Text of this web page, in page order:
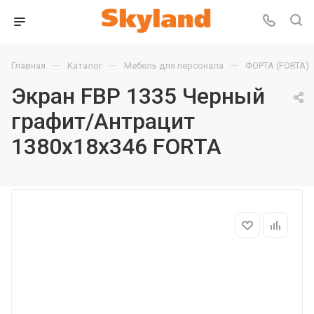
Главная — Каталог — Мебель для персонала — ФОРТА (FORTA)
Экран FBP 1335 Черный
графит/Антрацит
1380х18х346 FORTA